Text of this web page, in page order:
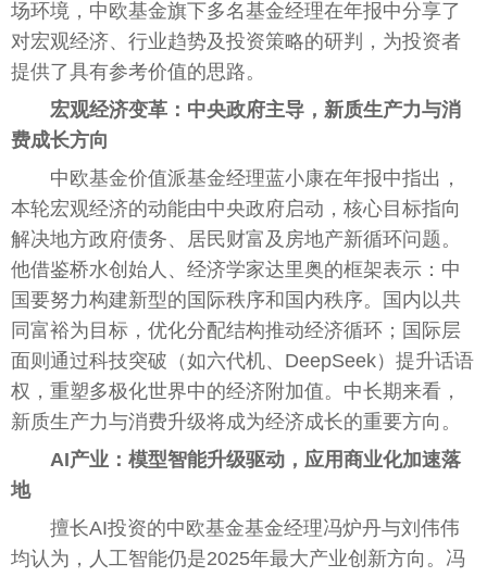
场环境，中欧基金旗下多名基金经理在年报中分享了
对宏观经济、行业趋势及投资策略的研判，为投资者
提供了具有参考价值的思路。
宏观经济变革：中央政府主导，新质生产力与消
费成长方向
中欧基金价值派基金经理蓝小康在年报中指出，
本轮宏观经济的动能由中央政府启动，核心目标指向
解决地方政府债务、居民财富及房地产新循环问题。
他借鉴桥水创始人、经济学家达里奥的框架表示：中
国要努力构建新型的国际秩序和国内秩序。国内以共
同富裕为目标，优化分配结构推动经济循环；国际层
面则通过科技突破（如六代机、DeepSeek）提升话语
权，重塑多极化世界中的经济附加值。中长期来看，
新质生产力与消费升级将成为经济成长的重要方向。
AI产业：模型智能升级驱动，应用商业化加速落
地
擅长AI投资的中欧基金基金经理冯炉丹与刘伟伟
均认为，人工智能仍是2025年最大产业创新方向。冯